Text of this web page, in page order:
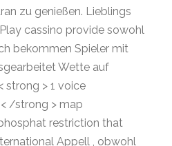
zu genießen. Lieblings
cassino provide sowohl
bekommen Spieler mit
Wette auf
strong > 1 voice
/strong > map
restriction that
Appell , obwohl